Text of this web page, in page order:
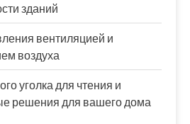
зданий
вентиляцией и
воздуха
уголка для чтения и
решения для вашего дома